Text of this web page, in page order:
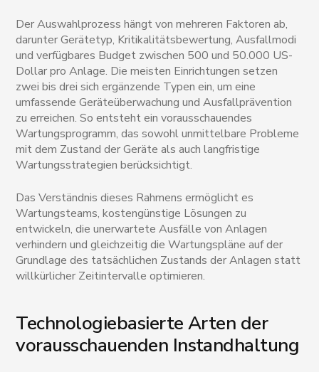
Der Auswahlprozess hängt von mehreren Faktoren ab,
darunter Gerätetyp, Kritikalitätsbewertung, Ausfallmodi
und verfügbares Budget zwischen 500 und 50.000 US-
Dollar pro Anlage. Die meisten Einrichtungen setzen
zwei bis drei sich ergänzende Typen ein, um eine
umfassende Geräteüberwachung und Ausfallprävention
zu erreichen. So entsteht ein vorausschauendes
Wartungsprogramm, das sowohl unmittelbare Probleme
mit dem Zustand der Geräte als auch langfristige
Wartungsstrategien berücksichtigt.
Das Verständnis dieses Rahmens ermöglicht es
Wartungsteams, kostengünstige Lösungen zu
entwickeln, die unerwartete Ausfälle von Anlagen
verhindern und gleichzeitig die Wartungspläne auf der
Grundlage des tatsächlichen Zustands der Anlagen statt
willkürlicher Zeitintervalle optimieren.
Technologiebasierte Arten der
vorausschauenden Instandhaltung